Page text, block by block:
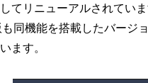
てリニューアルされてい
同機能を搭載したバージ
ます。